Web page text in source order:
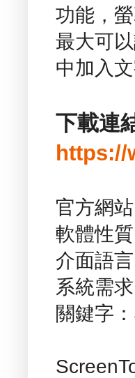
功能，
最大可
中加入
下載連
官方網站
軟體性
介面語
系統需
關鍵字